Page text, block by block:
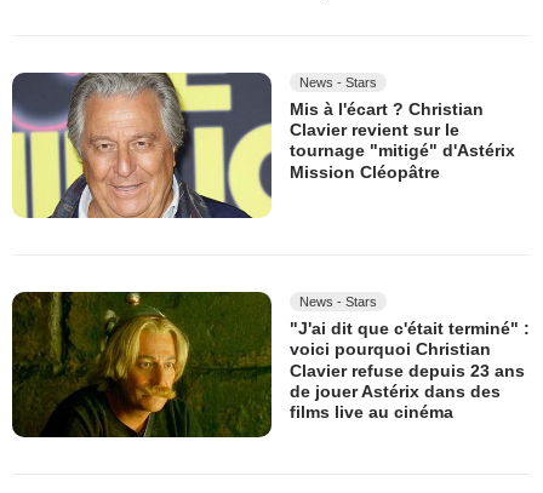
News - Stars
Mis à l'écart ? Christian
Clavier revient sur le
tournage "mitigé" d'Astérix
Mission Cléopâtre
News - Stars
"J'ai dit que c'était terminé" :
voici pourquoi Christian
Clavier refuse depuis 23 ans
de jouer Astérix dans des
films live au cinéma